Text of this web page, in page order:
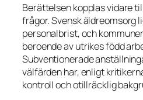
Berättelsen kopplas vidare
frågor. Svensk äldreomsorg
personalbrist, och
beroende av utrikes född
Subventionerade
välfärden har, enligt
kontroll och otillräcklig